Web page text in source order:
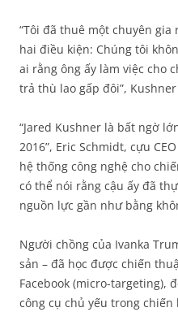
“Tôi đã thuê một chuyên
hai điều kiện: Chúng tôi
ai rằng ông ấy làm việc cho
trả thù lao gấp đôi”,
“Jared Kushner là bất ngờ
2016”, Eric Schmidt, cựu
hệ thống công nghệ cho
có thể nói rằng cậu ấy đã
nguồn lực gần như bằng
Người chồng của Ivanka
sản – đã học được chiến
Facebook (micro-targeting),
công cụ chủ yếu trong